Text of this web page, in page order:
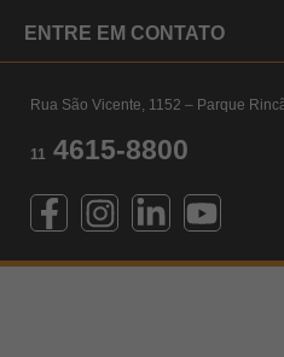
ENTRE EM CONTATO
Rua São Vicente, 1152 – Parque
11 4615-8800